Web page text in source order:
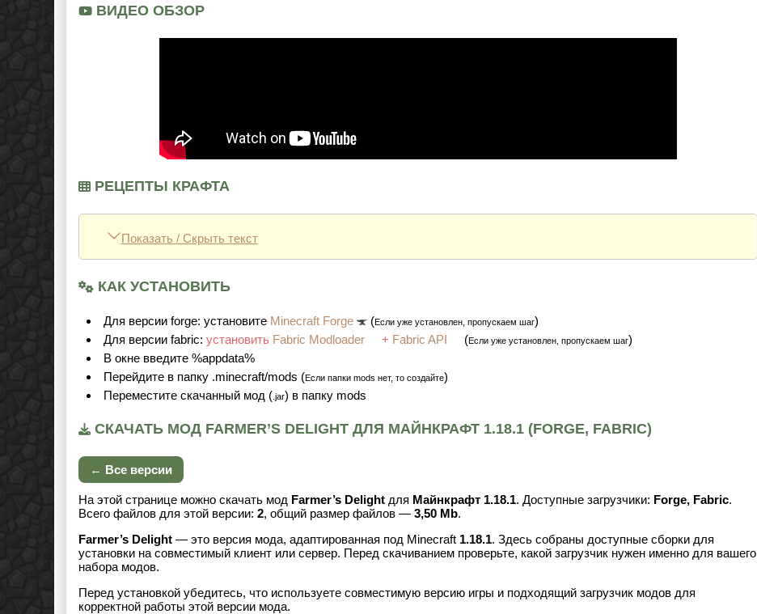
ВИДЕО ОБЗОР
РЕЦЕПТЫ КРАФТА
Показать / Скрыть текст
КАК УСТАНОВИТЬ
Для версии forge: установите Minecraft Forge (Если уже установлен, пропускаем шаг)
Для версии fabric: установить Fabric Modloader + Fabric API (Если уже установлен, пропускаем шаг)
В окне введите %appdata%
Перейдите в папку .minecraft/mods (Если папки mods нет, то создайте)
Переместите скачанный мод ( .jar) в папку mods
СКАЧАТЬ МОД FARMER’S DELIGHT ДЛЯ МАЙНКРАФТ 1.18.1 (FORGE, FABRIC)
← Все версии
На этой странице можно скачать мод Farmer’s Delight для Майнкрафт 1.18.1. Доступные загрузчики: Forge, Fabric.
Всего файлов для этой версии: 2, общий размер файлов — 3,50 Mb.
Farmer’s Delight — это версия мода, адаптированная под Minecraft 1.18.1. Здесь собраны доступные сборки для
установки на совместимый клиент или сервер. Перед скачиванием проверьте, какой загрузчик нужен именно для вашего
набора модов.
Перед установкой убедитесь, что используете совместимую версию игры и подходящий загрузчик модов для
корректной работы этой версии мода.